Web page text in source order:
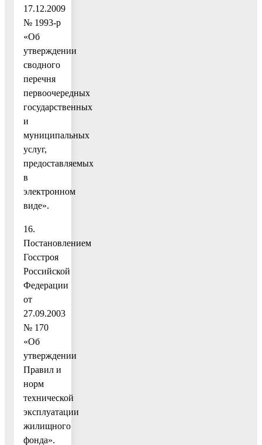
17.12.2009
№ 1993-р
«Об
утверждении
сводного
перечня
первоочередных
государственных
и
муниципальных
услуг,
предоставляемых
в
электронном
виде».
16.
Постановлением
Госстроя
Российской
Федерации
от
27.09.2003
№ 170
«Об
утверждении
Правил и
норм
технической
эксплуатации
жилищного
фонда».